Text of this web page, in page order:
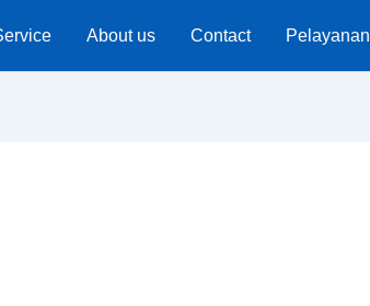
About us Contact Pelayanan